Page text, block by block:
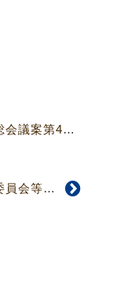
【4855号】第40回教団総会議案第42号「教憲9条を改正し、伴って関連教規条項を改正する件」（提案者 第66回九州教区定期総会）の取り扱いについて
【4855号】第40総会期常設委員会等委員選考結果